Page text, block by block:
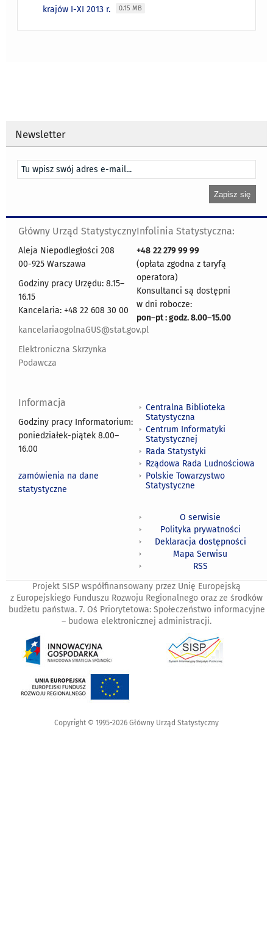
krajów I-XI 2013 r.
0.15 MB
Newsletter
Główny Urząd Statystyczny
Aleja Niepodległości 208
00-925 Warszawa
Godziny pracy Urzędu: 8.15–
16.15
Kancelaria: +48 22 608 30 00
kancelariaogolnaGUS@stat.gov.pl
Elektroniczna Skrzynka
Podawcza
Infolinia Statystyczna:
+48 22 279 99 99
(opłata zgodna z taryfą
operatora)
Konsultanci są dostępni
w dni robocze:
pon–pt : godz. 8.00–15.00
Informacja
Godziny pracy Informatorium:
poniedziałek-piątek 8.00–
16.00
zamówienia na dane
statystyczne
Centralna Biblioteka
Statystyczna
Centrum Informatyki
Statystycznej
Rada Statystyki
Rządowa Rada Ludnościowa
Polskie Towarzystwo
Statystyczne
O serwisie
Polityka prywatności
Deklaracja dostępności
Mapa Serwisu
RSS
Projekt SISP współfinansowany przez Unię Europejską
z Europejskiego Funduszu Rozwoju Regionalnego oraz ze środków
budżetu państwa. 7. Oś Priorytetowa: Społeczeństwo informacyjne
– budowa elektronicznej administracji.
Copyright © 1995-2026 Główny Urząd Statystyczny